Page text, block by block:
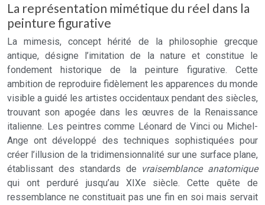
La représentation mimétique du réel dans la
peinture figurative
La mimesis, concept hérité de la philosophie grecque
antique, désigne l’imitation de la nature et constitue le
fondement historique de la peinture figurative. Cette
ambition de reproduire fidèlement les apparences du monde
visible a guidé les artistes occidentaux pendant des siècles,
trouvant son apogée dans les œuvres de la Renaissance
italienne. Les peintres comme Léonard de Vinci ou Michel-
Ange ont développé des techniques sophistiquées pour
créer l’illusion de la tridimensionnalité sur une surface plane,
établissant des standards de vraisemblance anatomique
qui ont perduré jusqu’au XIXe siècle. Cette quête de
ressemblance ne constituait pas une fin en soi mais servait